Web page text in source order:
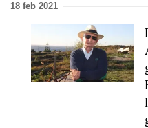
18 feb 2021